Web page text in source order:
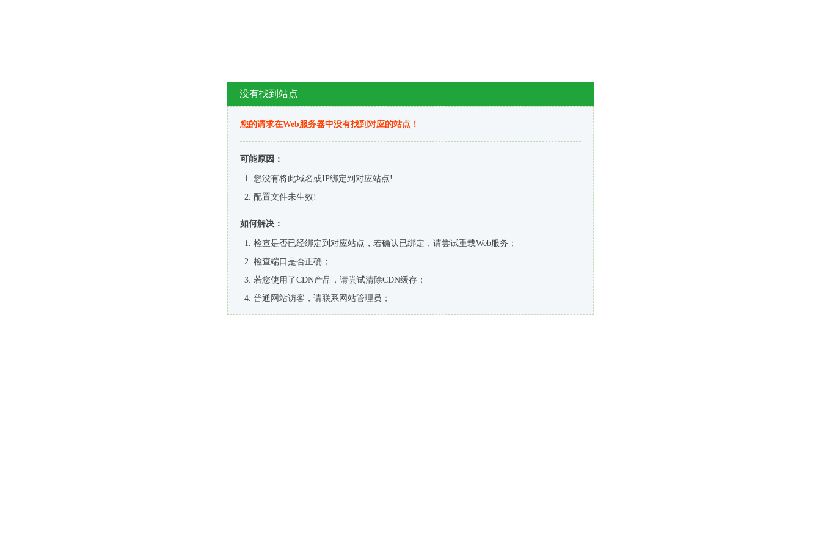
没有找到站点
您的请求在Web服务器中没有找到对应的站点！
可能原因：
您没有将此域名或IP绑定到对应站点!
配置文件未生效!
如何解决：
检查是否已经绑定到对应站点，若确认已绑定，请尝试重载Web服务；
检查端口是否正确；
若您使用了CDN产品，请尝试清除CDN缓存；
普通网站访客，请联系网站管理员；